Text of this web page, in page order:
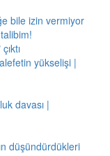
bile izin vermiyor
yükselişi |
davası |
düşündürdükleri